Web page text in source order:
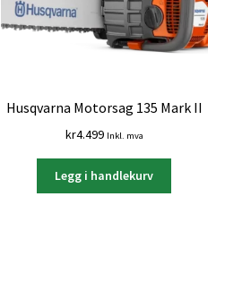
Husqvarna Motorsag 135 Mark II
kr4.499 Inkl. mva
Legg i handlekurv